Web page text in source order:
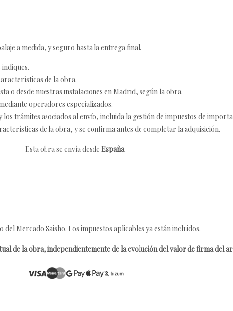
a medida, y seguro hasta la entrega final.
de la obra.
o desde nuestras instalaciones en Madrid, según la obra.
operadores especializados.
trámites asociados al envío, incluida la gestión de impuestos de
de la obra, y se confirma antes de completar la adquisición.
Esta obra se envía desde España.
Mercado Saisho. Los impuestos aplicables ya están incluidos.
de la obra, independientemente de la evolución del valor de firma del